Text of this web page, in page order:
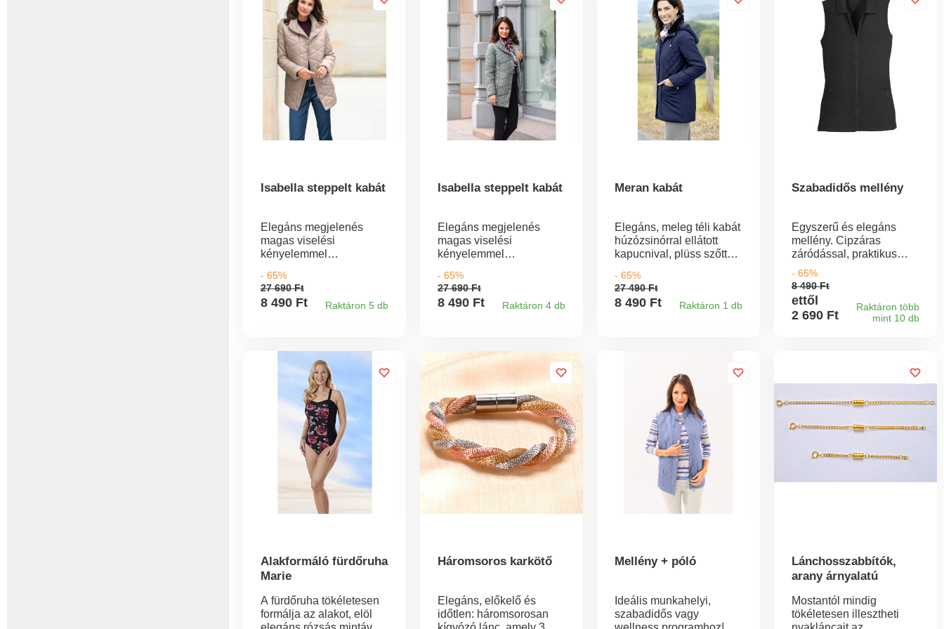
Önnek!
Önnek!
Isabella steppelt kabát
Elegáns megjelenés
magas viselési
kényelemmel
steppelt kabátunk újszerű
kialakításával,
hatékonyságával és
- 65%
27 690 Ft
8 490 Ft Raktáron 5 db
Isabella steppelt kabát
Elegáns megjelenés
magas viselési
kényelemmel
steppelt kabátunk újszerű
kialakításával,
hatékonyságával és
- 65%
27 690 Ft
8 490 Ft Raktáron 4 db
Meran kabát
Elegáns, meleg téli kabát
húzózsinórral ellátott
kapucnival, plüss szőtt
varrásokkal - szigetelt,
időjárásálló. Fedett
elülső cipzárral, pattintós
Szőrmeutánzatból
készült állvány. Szélvédő
sáv cipzárral + foltokkal.
2 cipzáras zseb.
Szigetelt.
- 65%
27 490 Ft
8 490 Ft Raktáron 1 db
Szabadidős mellény
Egyszerű és elegáns
mellény. Cipzáras
záródással, praktikus
zsebekkel az oldalán
(cipzárral). Hossza kb. 72
cm.
- 65%
8 490 Ft
ettől
2 690 Ft
Raktáron több
mint 10 db
Alakformáló fürdőruha
Marie
A fürdőruha tökéletesen
formálja az alakot, elöl
Háromsoros karkötő
Elegáns, előkelő és
időtlen: háromsorosan
Mellény + póló
Ideális munkahelyi,
szabadidős vagy
Lánchosszabbítók,
arany árnyalatú
Mostantól mindig
tökéletesen illesztheti